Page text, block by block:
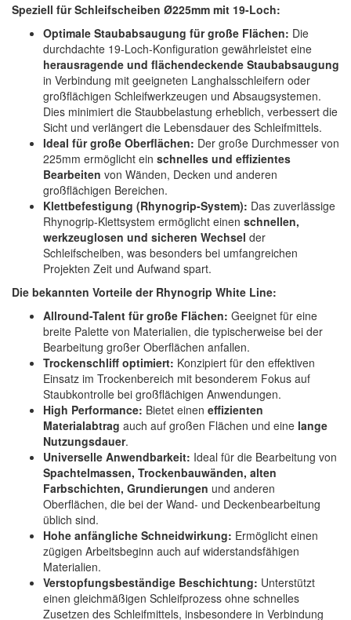
(2)
Wibeco
(1)
ZVG
Speziell für Schleifscheiben Ø225mm mit 19-Loch:
Optimale Staubabsaugung für große Flächen: Die
durchdachte 19-Loch-Konfiguration gewährleistet eine
herausragende und flächendeckende Staubabsaugung
in Verbindung mit geeigneten Langhalsschleifern oder
großflächigen Schleifwerkzeugen und Absaugsystemen.
Dies minimiert die Staubbelastung erheblich, verbessert die
Sicht und verlängert die Lebensdauer des Schleifmittels.
Ideal für große Oberflächen: Der große Durchmesser von
225mm ermöglicht ein schnelles und effizientes
Bearbeiten von Wänden, Decken und anderen
großflächigen Bereichen.
Klettbefestigung (Rhynogrip-System): Das zuverlässige
Rhynogrip-Klettsystem ermöglicht einen schnellen,
werkzeuglosen und sicheren Wechsel der
Schleifscheiben, was besonders bei umfangreichen
Projekten Zeit und Aufwand spart.
Die bekannten Vorteile der Rhynogrip White Line:
Allround-Talent für große Flächen: Geeignet für eine
breite Palette von Materialien, die typischerweise bei der
Bearbeitung großer Oberflächen anfallen.
Trockenschliff optimiert: Konzipiert für den effektiven
Einsatz im Trockenbereich mit besonderem Fokus auf
Staubkontrolle bei großflächigen Anwendungen.
High Performance: Bietet einen effizienten
Materialabtrag auch auf großen Flächen und eine lange
Nutzungsdauer.
Universelle Anwendbarkeit: Ideal für die Bearbeitung von
Spachtelmassen, Trockenbauwänden, alten
Farbschichten, Grundierungen und anderen
Oberflächen, die bei der Wand- und Deckenbearbeitung
üblich sind.
Hohe anfängliche Schneidwirkung: Ermöglicht einen
zügigen Arbeitsbeginn auch auf widerstandsfähigen
Materialien.
Verstopfungsbeständige Beschichtung: Unterstützt
einen gleichmäßigen Schleifprozess ohne schnelles
Zusetzen des Schleifmittels, insbesondere in Verbindung